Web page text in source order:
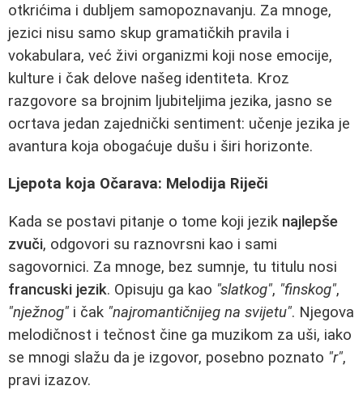
otkrićima i dubljem samopoznavanju. Za mnoge,
jezici nisu samo skup gramatičkih pravila i
vokabulara, već živi organizmi koji nose emocije,
kulture i čak delove našeg identiteta. Kroz
razgovore sa brojnim ljubiteljima jezika, jasno se
ocrtava jedan zajednički sentiment: učenje jezika je
avantura koja obogaćuje dušu i širi horizonte.
Ljepota koja Očarava: Melodija Riječi
Kada se postavi pitanje o tome koji jezik najlepše
zvuči, odgovori su raznovrsni kao i sami
sagovornici. Za mnoge, bez sumnje, tu titulu nosi
francuski jezik. Opisuju ga kao "slatkog", "finskog",
"nježnog" i čak "najromantičnijeg na svijetu". Njegova
melodičnost i tečnost čine ga muzikom za uši, iako
se mnogi slažu da je izgovor, posebno poznato "r",
pravi izazov.